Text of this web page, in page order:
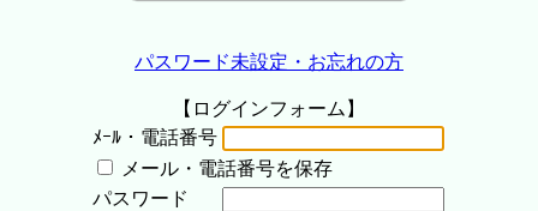
パスワード未設定・お忘れの方
【ログインフォーム】
ﾒｰﾙ・電話番号
メール・電話番号を保存
パスワード